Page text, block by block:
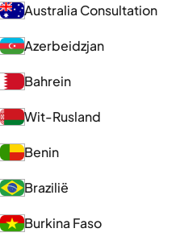
Australia Consultation
Azerbeidzjan
Bahrein
Wit-Rusland
Benin
Brazilië
Burkina Faso